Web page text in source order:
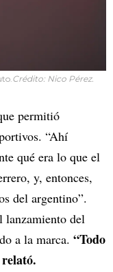
Crédito: Nico Pérez.
permitió
“Ahí
qué era lo que el
y, entonces,
del argentino”.
lanzamiento del
a la marca. “Todo